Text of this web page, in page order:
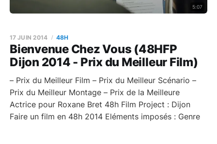
5:07
Bienvenue Chez Vous (48HFP
Dijon 2014 - Prix du Meilleur Film)
17 JUIN 2014 48H
– Prix du Meilleur Film – Prix du Meilleur Scénario –
Prix du Meilleur Montage – Prix de la Meilleure
Actrice pour Roxane Bret 48h Film Project : Dijon
Faire un film en 48h 2014 Eléments imposés : Genre